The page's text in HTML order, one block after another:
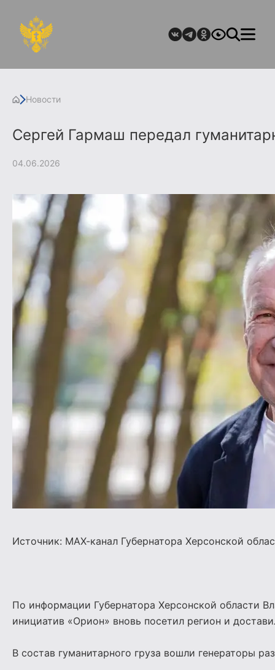
Новости
Сергей Гармаш передал
04.06.2026
Источник: МАХ-канал Губернатора Херсонской
По информации Губернатора Херсонской области
инициатив «Орион» вновь посетил регион и
В состав гуманитарного груза вошли генераторы